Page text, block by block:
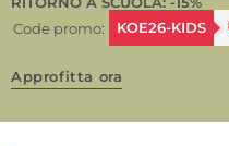
Code promo:
KOE26-KIDS
Approfitta ora